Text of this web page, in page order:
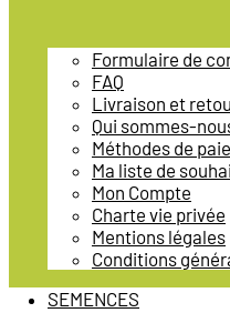
Formulaire de
FAQ
Livraison et
Qui sommes-
Méthodes de
Ma liste de
Mon Compte
Charte vie privée
Mentions légales
Conditions
SEMENCES